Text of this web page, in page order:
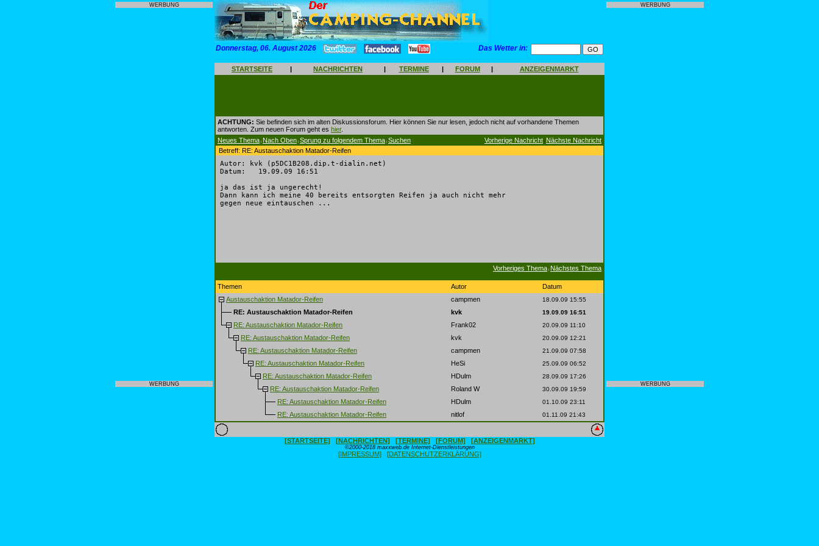
WERBUNG
WERBUNG
Donnerstag, 06. August 2026 Das Wetter in:
STARTSEITE | NACHRICHTEN | TERMINE | FORUM | ANZEIGENMARKT
ACHTUNG: Sie befinden sich im alten Diskussionsforum. Hier können Sie nur lesen, jedoch nicht auf vorhandene Themen
antworten. Zum neuen Forum geht es hier.
Neues Thema | Nach Oben | Sprung zu folgendem Thema | Suchen Vorherige Nachricht | Nächste Nachricht
Betreff: RE: Austauschaktion Matador-Reifen
Autor: kvk (p5DC1B208.dip.t-dialin.net)
Datum: 19.09.09 16:51
ja das ist ja ungerecht!
Dann kann ich meine 40 bereits entsorgten Reifen ja auch nicht mehr
gegen neue eintauschen ...
Vorheriges Thema | Nächstes Thema
Themen Autor
Datum
Austauschaktion Matador-Reifen
campmen 18.09.09 15:55
RE: Austauschaktion Matador-Reifen kvk 19.09.09 16:51
RE: Austauschaktion Matador-Reifen Frank02 20.09.09 11:10
RE: Austauschaktion Matador-Reifen kvk 20.09.09 12:21
RE: Austauschaktion Matador-Reifen campmen 21.09.09 07:58
RE: Austauschaktion Matador-Reifen HeSi 25.09.09 06:52
RE: Austauschaktion Matador-Reifen HDulm 28.09.09 17:26
RE: Austauschaktion Matador-Reifen Roland W 30.09.09 19:59
RE: Austauschaktion Matador-Reifen HDulm 01.10.09 23:11
RE: Austauschaktion Matador-Reifen nitlof 01.11.09 21:43
[STARTSEITE] [NACHRICHTEN] [TERMINE] [FORUM] [ANZEIGENMARKT]
©2000-2018 maxxweb.de Internet-Dienstleistungen
[IMPRESSUM] [DATENSCHUTZERKLÄRUNG]
WERBUNG
WERBUNG